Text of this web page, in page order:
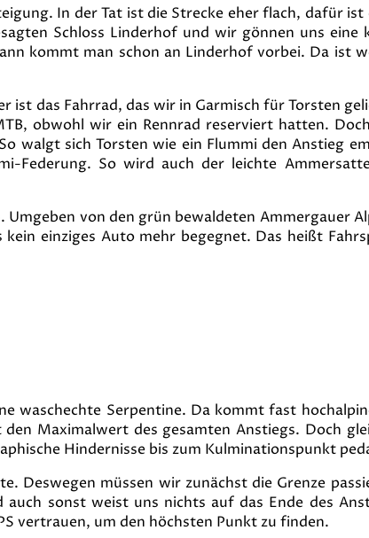
In der Tat ist die Strecke eher flach, dafür
Schloss Linderhof und wir gönnen uns eine
kommt man schon an Linderhof vorbei. Da ist
ist das Fahrrad, das wir in Garmisch für Torsten
obwohl wir ein Rennrad reserviert hatten.
walgt sich Torsten wie ein Flummi den Anstieg
Federung. So wird auch der leichte
von den grün bewaldeten Ammergauer
einziges Auto mehr begegnet. Das heißt
waschechte Serpentine. Da kommt fast
Maximalwert des gesamten Anstiegs. Doch
Hindernisse bis zum Kulminationspunkt
Deswegen müssen wir zunächst die Grenze
sonst weist uns nichts auf das Ende des
vertrauen, um den höchsten Punkt zu finden.